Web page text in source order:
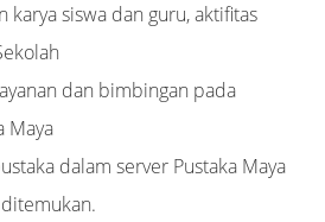
karya siswa dan guru, aktifitas
dan bimbingan pada
Maya
dalam server Pustaka Maya